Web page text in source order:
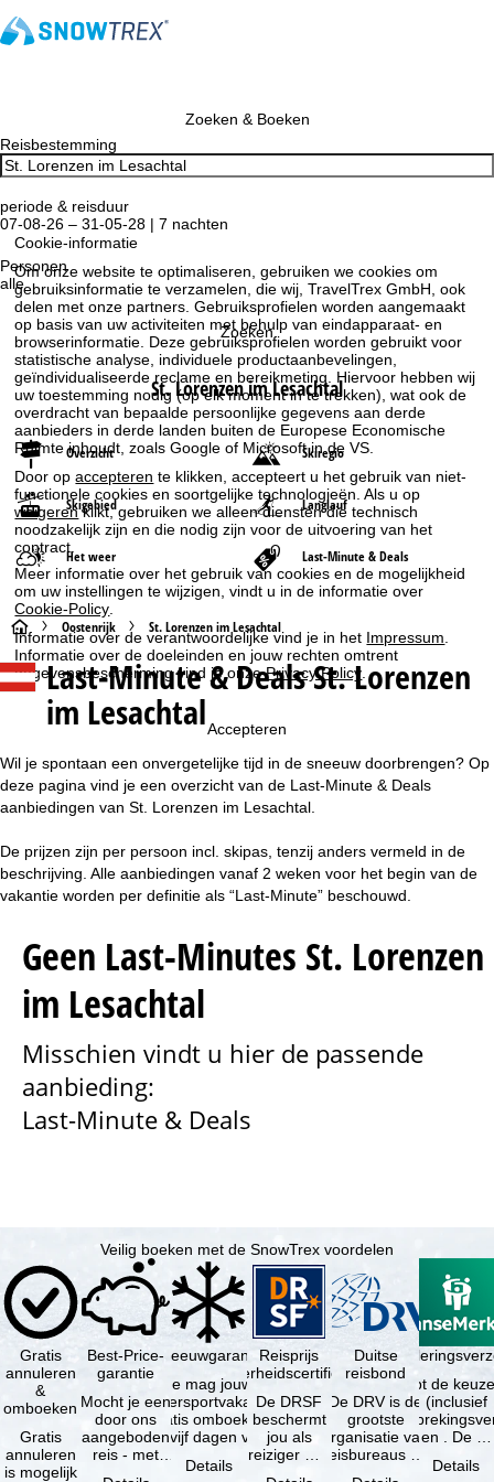
Cookie-informatie
Om onze website te optimaliseren, gebruiken we cookies om
gebruiksinformatie te verzamelen, die wij, TravelTrex GmbH, ook
delen met onze partners. Gebruiksprofielen worden aangemaakt
op basis van uw activiteiten met behulp van eindapparaat- en
browserinformatie. Deze gebruiksprofielen worden gebruikt voor
statistische analyse, individuele productaanbevelingen,
geïndividualiseerde reclame en bereikmeting. Hiervoor hebben wij
uw toestemming nodig (op elk moment in te trekken), wat ook de
overdracht van bepaalde persoonlijke gegevens aan derde
aanbieders in derde landen buiten de Europese Economische
Ruimte inhoudt, zoals Google of Microsoft in de VS.
Door opaccepteren te klikken, accepteert u het gebruik van niet-
functionele cookies en soortgelijke technologieën. Als u op
weigerenklikt, gebruiken we alleen diensten die technisch
noodzakelijk zijn en die nodig zijn voor de uitvoering van het
contract.
Meer informatie over het gebruik van cookies en de mogelijkheid
om uw instellingen te wijzigen, vindt u in de informatie over
Cookie-Policy.
Informatie over de verantwoordelijke vind je in het Impressum.
Informatie over de doeleinden en jouw rechten omtrent
gegevensbescherming vind je onzePrivacy Policy.
Accepteren
Zoeken & Boeken
Reisbestemming
periode & reisduur
07-08-26 – 31-05-28 | 7 nachten
Personen
alle
Zoeken
St. Lorenzen im Lesachtal
Overzicht Skiregio
Skigebied Langlauf
Het weer Last-Minute & Deals
S
t
r
t
p
a
g
i
Oostenrijk St. Lorenzen im Lesachtal
Last-Minute & Deals St. Lorenzen
im Lesachtal
Wil je spontaan een onvergetelijke tijd in de sneeuw doorbrengen? Op
deze pagina vind je een overzicht van de Last-Minute & Deals
aanbiedingen van St. Lorenzen im Lesachtal.
De prijzen zijn per persoon incl. skipas, tenzij anders vermeld in de
beschrijving. Alle aanbiedingen vanaf 2 weken voor het begin van de
vakantie worden per definitie als “Last-Minute” beschouwd.
Geen Last-Minutes St. Lorenzen
im Lesachtal
Misschien vindt u hier de passende
aanbieding:
Last-Minute & Deals
Veilig boeken met de SnowTrex voordelen
Gratis
annuleren
&
omboeken
Gratis
annuleren
is mogelijk
Best-Price-
garantie
Mocht je een
door ons
aangeboden
reis - met
Sneeuwgarantie
Je mag jouw
wintersportvakantie
gratis omboeken
als vijf dagen voor
Details
Reisprijs
zekerheidscertificaat
De DRSF
beschermt
jou als
reiziger met
Duitse
reisbond
De DRV is de
grootste
organisatie van
reisbureaus en
Je hebt de
(inclusief
en . De …
Details